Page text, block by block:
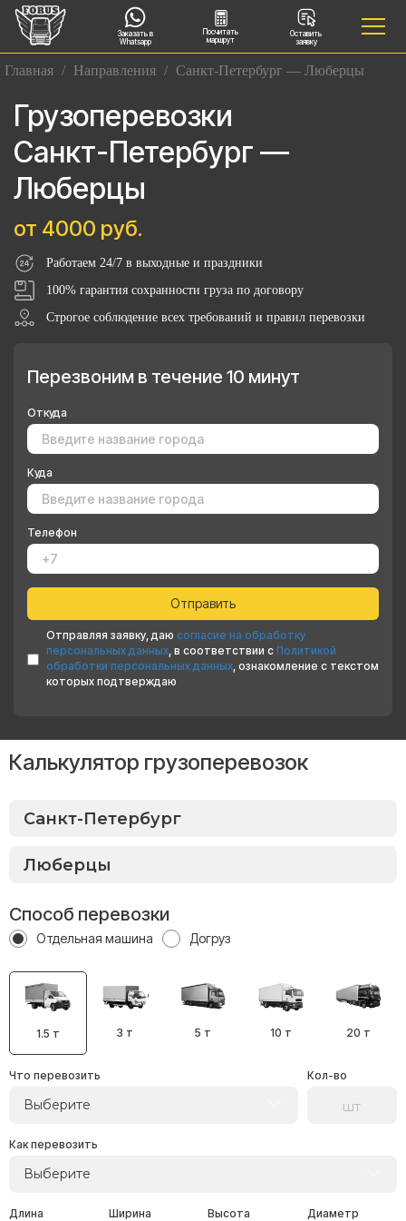
Заказать в
Whatsapp
Посчитать
маршрут
Оставить
заявку
Главная / Направления / Санкт-Петербург — Люберцы
Грузоперевозки
Санкт-Петербург —
Люберцы
от 4000 руб.
Работаем 24/7 в выходные и праздники
100% гарантия сохранности груза по договору
Строгое соблюдение всех требований и правил перевозки
Перезвоним в течение 10 минут
Откуда
Куда
Телефон
Отправляя заявку, даю согласие на обработку
персональных данных, в соответствии с Политикой
обработки персональных данных, ознакомление с текстом
которых подтверждаю
Калькулятор грузоперевозок
Способ перевозки
Отдельная машина Догруз
1.5 т 3 т 5 т 10 т 20 т
Что перевозить
Выберите
Кол-во
Как перевозить
Выберите
Длина Ширина Высота Диаметр